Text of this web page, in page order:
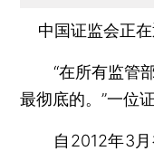
中国证监会正在
“在所有监管部
最彻底的。”一位
自2012年3月